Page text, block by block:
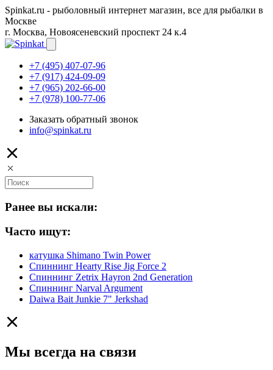
Spinkat.ru - рыболовный интернет магазин, все для рыбалки в
Москве
г. Москва, Новоясеневский проспект 24 к.4
+7 (495) 407-07-96
+7 (917) 424-09-09
+7 (965) 202-66-00
+7 (978) 100-77-06
Заказать обратный звонок
info@spinkat.ru
Ранее вы искали:
Часто ищут:
катушка Shimano Twin Power
Спиннинг Hearty Rise Jig Force 2
Спиннинг Zetrix Hayron 2nd Generation
Спиннинг Narval Argument
Daiwa Bait Junkie 7" Jerkshad
Мы всегда на связи